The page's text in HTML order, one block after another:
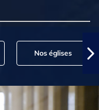
Nos églises